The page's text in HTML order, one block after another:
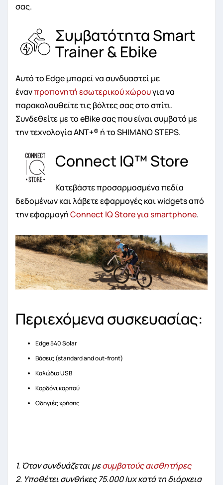
σας.
Συμβατότητα Smart
Trainer & Ebike
Αυτό το Edge μπορεί να συνδυαστεί με
ένανπροπονητή εσωτερικού χώρουγια να
παρακολουθείτε τις βόλτες σας στο σπίτι.
Συνδεθείτε με το eBike σας που είναι συμβατό με
την τεχνολογία ANT+® ή το SHIMANO STEPS.
Connect IQ™ Store
Κατεβάστε προσαρμοσμένα πεδία
δεδομένων και λάβετε εφαρμογές και widgets από
την εφαρμογήConnect IQ Store για smartphone.
Περιεχόμενα συσκευασίας:
Edge 540 Solar
Βάσεις (standard and out-front)
Καλώδιο USB
Κορδόνι καρπού
Οδηγιές χρήσης
1. Όταν συνδυάζεται μεσυμβατούς αισθητήρες
2. Υποθέτει συνθήκες 75.000 lux κατά τη διάρκεια